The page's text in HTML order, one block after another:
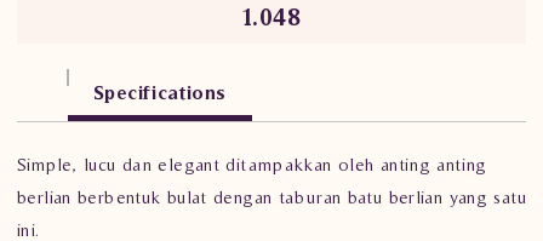
1.048
Specifications
Simple, lucu dan elegant ditampakkan oleh anting anting
berlian berbentuk bulat dengan taburan batu berlian yang satu
ini.